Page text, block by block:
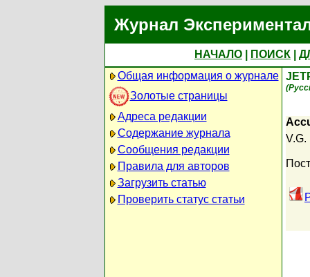
Журнал
НАЧАЛО ПОИСК
Общая информация о журнале
Золотые страницы
Адреса редакции
Содержание журнала
Сообщения редакции
Правила для авторов
Загрузить статью
Проверить статус статьи
V.G.